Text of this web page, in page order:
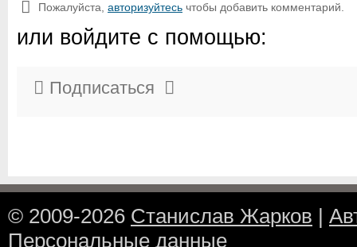
Пожалуйста, авторизуйтесь чтобы добавить комментарий.
или войдите с помощью:
Подписаться
© 2009-2026 Станислав Жарков |
Персональные данные